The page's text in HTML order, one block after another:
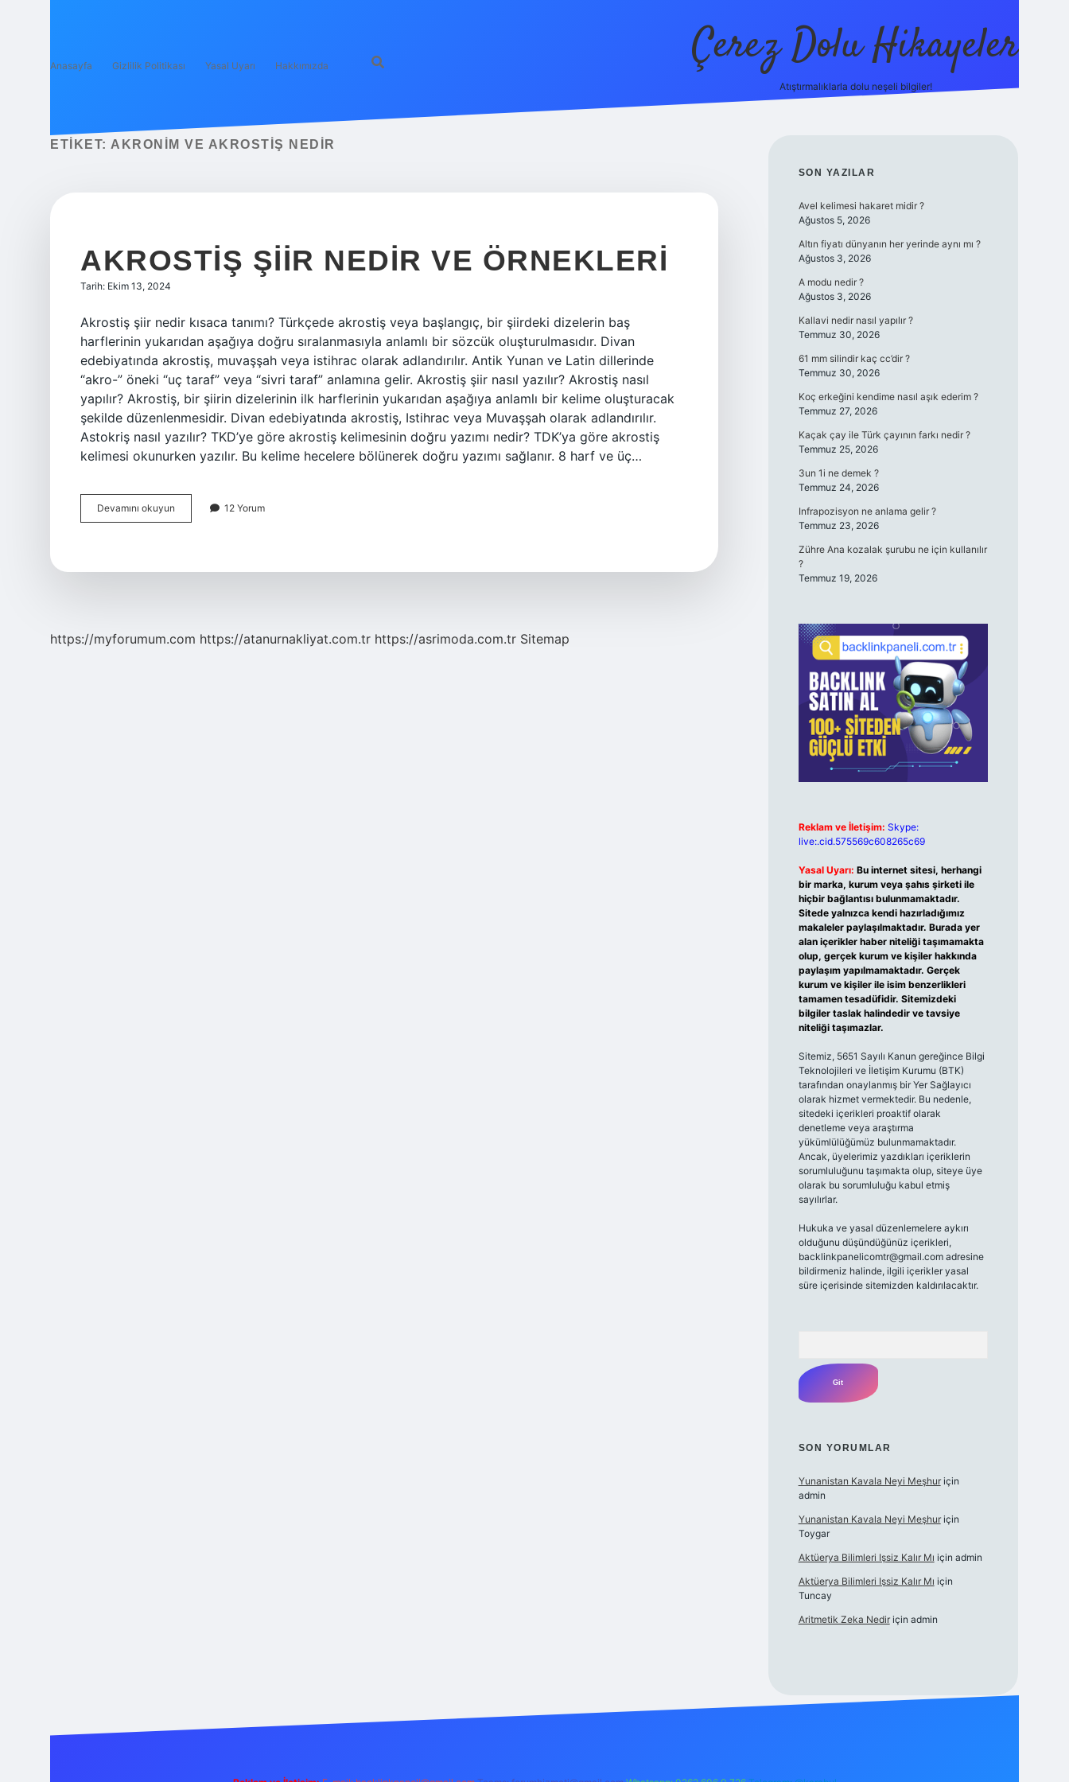
Anasayfa Gizlilik Politikası Yasal Uyarı Hakkımızda Çerez Dolu Hikayeler
Atıştırmalıklarla dolu neşeli bilgiler!
ETIKET: AKRONIM VE AKROSTIŞ NEDIR
AKROSTIŞ ŞIIR NEDIR VE ÖRNEKLERI
Tarih: Ekim 13, 2024
Akrostiş şiir nedir kısaca tanımı? Türkçede akrostiş veya başlangıç, bir şiirdeki dizelerin baş
harflerinin yukarıdan aşağıya doğru sıralanmasıyla anlamlı bir sözcük oluşturulmasıdır. Divan
edebiyatında akrostiş, muvaşşah veya istihrac olarak adlandırılır. Antik Yunan ve Latin dillerinde
“akro-” öneki “uç taraf” veya “sivri taraf” anlamına gelir. Akrostiş şiir nasıl yazılır? Akrostiş nasıl
yapılır? Akrostiş, bir şiirin dizelerinin ilk harflerinin yukarıdan aşağıya anlamlı bir kelime oluşturacak
şekilde düzenlenmesidir. Divan edebiyatında akrostiş, Istihrac veya Muvaşşah olarak adlandırılır.
Astokriş nasıl yazılır? TKD’ye göre akrostiş kelimesinin doğru yazımı nedir? TDK’ya göre akrostiş
kelimesi okunurken yazılır. Bu kelime hecelere bölünerek doğru yazımı sağlanır. 8 harf ve üç…
Devamını okuyun
Şiir
12 Yorum
https://myforumum.com https://atanurnakliyat.com.tr https://asrimoda.com.tr Sitemap
SIDEBAR
SON YAZILAR
Avel kelimesi hakaret midir ?
Ağustos 5, 2026
Altın fiyatı dünyanın her yerinde aynı mı ?
Ağustos 3, 2026
A modu nedir ?
Ağustos 3, 2026
Kallavi nedir nasıl yapılır ?
Temmuz 30, 2026
61 mm silindir kaç cc’dir ?
Temmuz 30, 2026
Koç erkeğini kendime nasıl aşık ederim ?
Temmuz 27, 2026
Kaçak çay ile Türk çayının farkı nedir ?
Temmuz 25, 2026
3un 1i ne demek ?
Temmuz 24, 2026
Infrapozisyon ne anlama gelir ?
Temmuz 23, 2026
Zühre Ana kozalak şurubu ne için kullanılır
?
Temmuz 19, 2026
Reklam ve İletişim: Skype:
live:.cid.575569c608265c69
Yasal Uyarı: Bu internet sitesi, herhangi
bir marka, kurum veya şahıs şirketi ile
hiçbir bağlantısı bulunmamaktadır.
Sitede yalnızca kendi hazırladığımız
makaleler paylaşılmaktadır. Burada yer
alan içerikler haber niteliği taşımamakta
olup, gerçek kurum ve kişiler hakkında
paylaşım yapılmamaktadır. Gerçek
kurum ve kişiler ile isim benzerlikleri
tamamen tesadüfidir. Sitemizdeki
bilgiler taslak halindedir ve tavsiye
niteliği taşımazlar.
Sitemiz, 5651 Sayılı Kanun gereğince Bilgi
Teknolojileri ve İletişim Kurumu (BTK)
tarafından onaylanmış bir Yer Sağlayıcı
olarak hizmet vermektedir. Bu nedenle,
sitedeki içerikleri proaktif olarak
denetleme veya araştırma
yükümlülüğümüz bulunmamaktadır.
Ancak, üyelerimiz yazdıkları içeriklerin
sorumluluğunu taşımakta olup, siteye üye
olarak bu sorumluluğu kabul etmiş
sayılırlar.
Hukuka ve yasal düzenlemelere aykırı
olduğunu düşündüğünüz içerikleri,
backlinkpanelicomtr@gmail.comadresine
bildirmeniz halinde, ilgili içerikler yasal
süre içerisinde sitemizden kaldırılacaktır.
SON YORUMLAR
Yunanistan Kavala Neyi Meşhuriçin
admin
Yunanistan Kavala Neyi Meşhuriçin
Toygar
Aktüerya Bilimleri Işsiz Kalır Mı için admin
Aktüerya Bilimleri Işsiz Kalır Mı için
Tuncay
Aritmetik Zeka Nediriçin admin